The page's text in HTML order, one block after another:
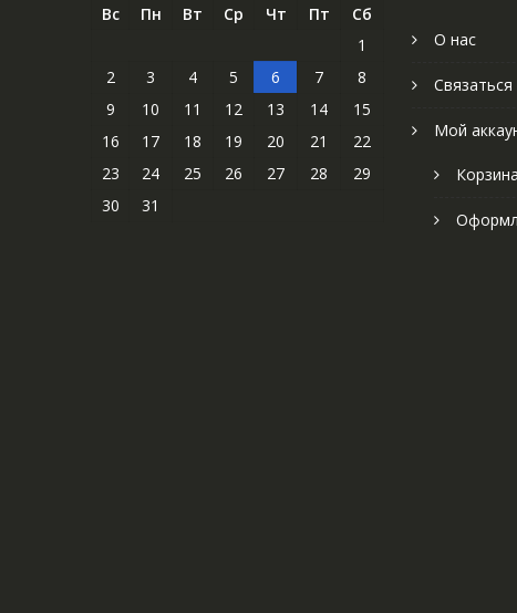
Вс Пн Вт Ср Чт Пт
Сб
1
2
3 4 5 6 7
8
9
10 11 12 13 14
15
16
17 18 19 20 21
22
23
24 25 26 27 28
29
30
31
О нас
Мой
Корзина